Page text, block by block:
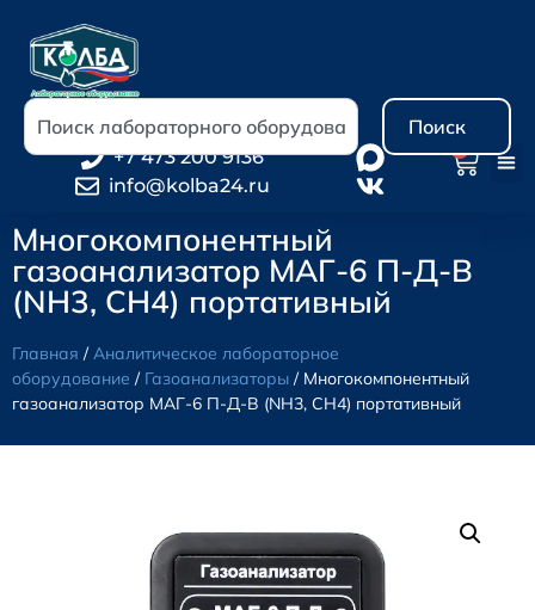
Поиск
+7 473 200 9136
info@kolba24.ru
Многокомпонентный
газоанализатор МАГ-6 П-Д-В
(NH3, CH4) портативный
Главная /Аналитическое лабораторное
оборудование / Газоанализаторы / Многокомпонентный
газоанализатор МАГ-6 П-Д-В (NH3, CH4) портативный